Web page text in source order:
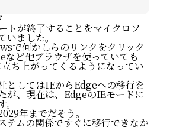
トが終了することをマイクロソ
いました。
で何かしらのリンクをクリック
ど他ブラウザを使っていても
ち上がってくるようになってい
としてはIEからEdgeへの移行を
が、現在は、EdgeのIEモードに
年までだそう。
テムの関係ですぐに移行できなか